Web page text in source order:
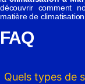
découvrir comment
matière de climatisation.
FAQ
Quels types de